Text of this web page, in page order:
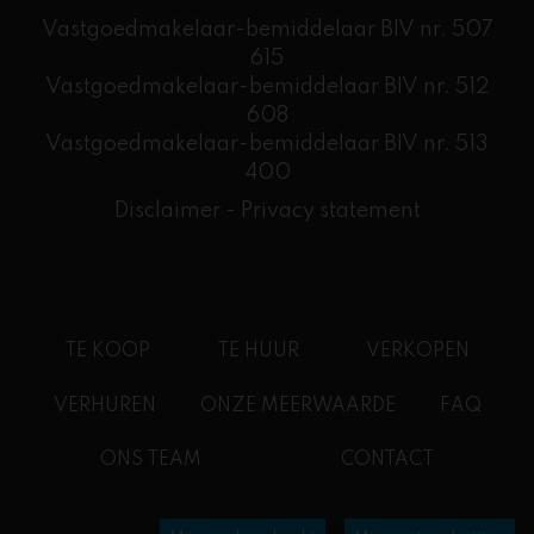
Vastgoedmakelaar-bemiddelaar BIV nr. 507
615
Vastgoedmakelaar-bemiddelaar BIV nr. 512
608
​Vastgoedmakelaar-bemiddelaar BIV nr. 513
400
Disclaimer - Privacy statement
TE KOOP TE HUUR VERKOPEN
VERHUREN ONZE MEERWAARDE FAQ
ONS TEAM CONTACT